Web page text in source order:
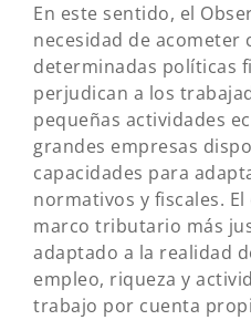
En este sentido, el
necesidad de acometer
determinadas políticas
perjudican a los
pequeñas actividades
grandes empresas
capacidades para
normativos y fiscales.
marco tributario más
adaptado a la realidad
empleo, riqueza y
trabajo por cuenta